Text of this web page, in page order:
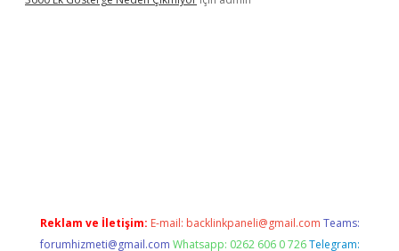
Reklam ve İletişim: E-mail: backlinkpaneli@gmail.com Teams:
forumhizmeti@gmail.com Whatsapp: 0262 606 0 726 Telegram: